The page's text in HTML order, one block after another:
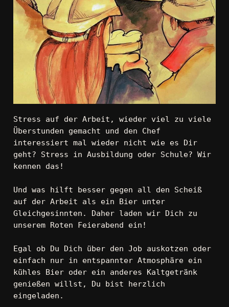
Stress auf der Arbeit, wieder viel zu viele
Überstunden gemacht und den Chef
interessiert mal wieder nicht wie es Dir
geht? Stress in Ausbildung oder Schule? Wir
kennen das!
Und was hilft besser gegen all den Scheiß
auf der Arbeit als ein Bier unter
Gleichgesinnten. Daher laden wir Dich zu
unserem Roten Feierabend ein!
Egal ob Du Dich über den Job auskotzen oder
einfach nur in entspannter Atmosphäre ein
kühles Bier oder ein anderes Kaltgetränk
genießen willst, Du bist herzlich
eingeladen.